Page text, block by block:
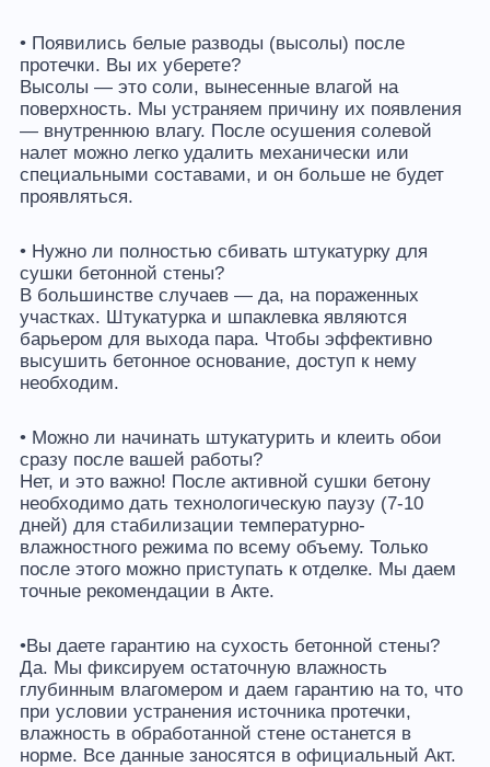
• Появились белые разводы (высолы) после
протечки. Вы их уберете?
Высолы — это соли, вынесенные влагой на
поверхность. Мы устраняем причину их появления
— внутреннюю влагу. После осушения солевой
налет можно легко удалить механически или
специальными составами, и он больше не будет
проявляться.
• Нужно ли полностью сбивать штукатурку для
сушки бетонной стены?
В большинстве случаев — да, на пораженных
участках. Штукатурка и шпаклевка являются
барьером для выхода пара. Чтобы эффективно
высушить бетонное основание, доступ к нему
необходим.
• Можно ли начинать штукатурить и клеить обои
сразу после вашей работы?
Нет, и это важно! После активной сушки бетону
необходимо дать технологическую паузу (7-10
дней) для стабилизации температурно-
влажностного режима по всему объему. Только
после этого можно приступать к отделке. Мы даем
точные рекомендации в Акте.
•Вы даете гарантию на сухость бетонной стены?
Да. Мы фиксируем остаточную влажность
глубинным влагомером и даем гарантию на то, что
при условии устранения источника протечки,
влажность в обработанной стене останется в
норме. Все данные заносятся в официальный Акт.